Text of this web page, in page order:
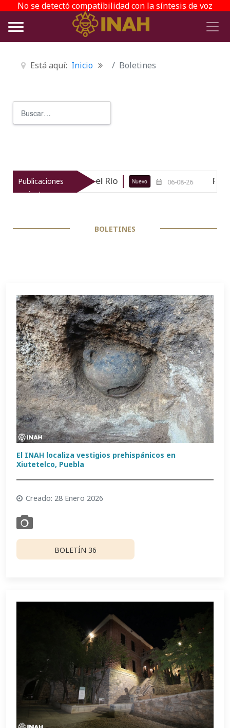
No se detectó compatibilidad con la síntesis de voz
Está aquí: Inicio Boletines
Publicaciones
recientes
06-08-26 FILAH 37 Nuevo 06-08-26 Regresa
BOLETINES
El INAH localiza vestigios prehispánicos en
Xiutetelco, Puebla
Creado: 28 Enero 2026
BOLETÍN 36